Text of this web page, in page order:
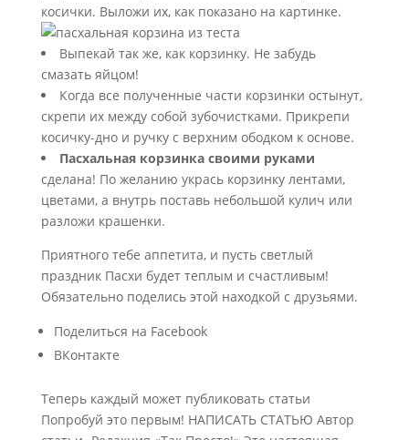
косички. Выложи их, как показано на картинке.
Выпекай так же, как корзинку. Не забудь
смазать яйцом!
Когда все полученные части корзинки остынут,
скрепи их между собой зубочистками. Прикрепи
косичку-дно и ручку с верхним ободком к основе.
Пасхальная корзинка своими руками
сделана! По желанию укрась корзинку лентами,
цветами, а внутрь поставь небольшой кулич или
разложи крашенки.
Приятного тебе аппетита, и пусть светлый
праздник Пасхи будет теплым и счастливым!
Обязательно поделись этой находкой с друзьями.
Поделиться на Facebook
ВКонтакте
Теперь каждый может публиковать статьи
Попробуй это первым! НАПИСАТЬ СТАТЬЮ Автор